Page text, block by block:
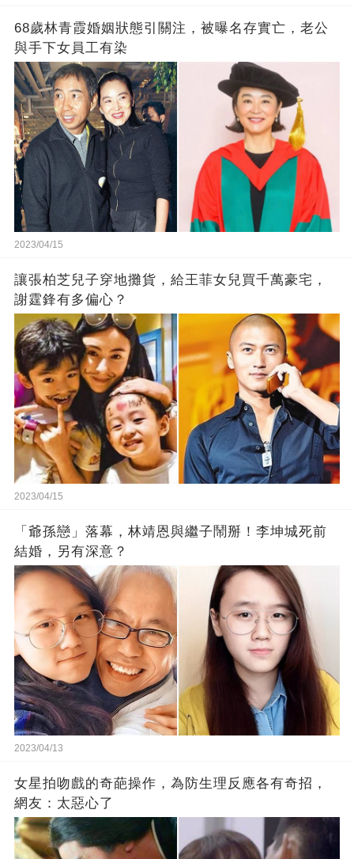
68歲林青霞婚姻狀態引關注，被曝名存實亡，老公
與手下女員工有染
2023/04/15
讓張柏芝兒子穿地攤貨，給王菲女兒買千萬豪宅，
謝霆鋒有多偏心？
2023/04/15
「爺孫戀」落幕，林靖恩與繼子鬧掰！李坤城死前
結婚，另有深意？
2023/04/13
女星拍吻戲的奇葩操作，為防生理反應各有奇招，
網友：太惡心了